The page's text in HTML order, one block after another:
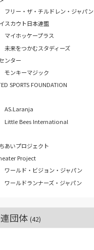
リー・ザ・チルドレン・ジャパン
スカウト日本連盟
イホッケープラス
来をつかむスタディーズ
ンター
モンキーマジック
SPORTS FOUNDATION
AS.Laranja
Little Bees International
あいプロジェクト
Project
ールド・ビジョン・ジャパン
ールドランナーズ・ジャパン
団体 (42)